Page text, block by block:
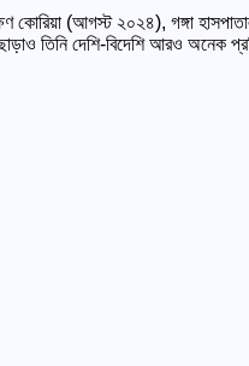
(আগস্ট ২০২৪), গঙ্গা
তিনি দেশি-বিদেশি আরও অনেক